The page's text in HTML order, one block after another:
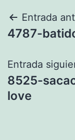
de
Entrada
4787-
Entrada
8525-
love